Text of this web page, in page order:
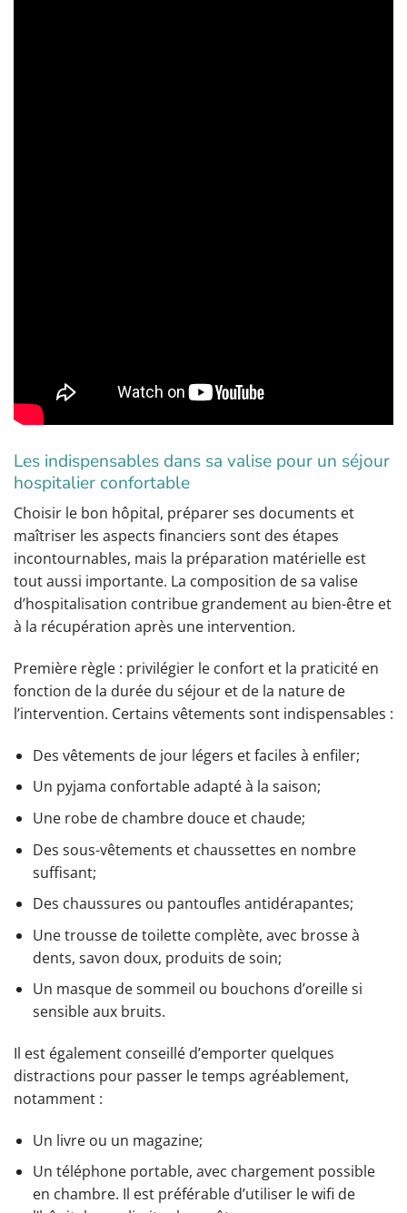
Les indispensables dans sa valise pour un séjour
hospitalier confortable
Choisir le bon hôpital, préparer ses documents et
maîtriser les aspects financiers sont des étapes
incontournables, mais la préparation matérielle est
tout aussi importante. La composition de sa valise
d’hospitalisation contribue grandement au bien-être et
à la récupération après une intervention.
Première règle : privilégier le confort et la praticité en
fonction de la durée du séjour et de la nature de
l’intervention. Certains vêtements sont indispensables :
Des vêtements de jour légers et faciles à enfiler;
Un pyjama confortable adapté à la saison;
Une robe de chambre douce et chaude;
Des sous-vêtements et chaussettes en nombre
suffisant;
Des chaussures ou pantoufles antidérapantes;
Une trousse de toilette complète, avec brosse à
dents, savon doux, produits de soin;
Un masque de sommeil ou bouchons d’oreille si
sensible aux bruits.
Il est également conseillé d’emporter quelques
distractions pour passer le temps agréablement,
notamment :
Un livre ou un magazine;
Un téléphone portable, avec chargement possible
en chambre. Il est préférable d’utiliser le wifi de